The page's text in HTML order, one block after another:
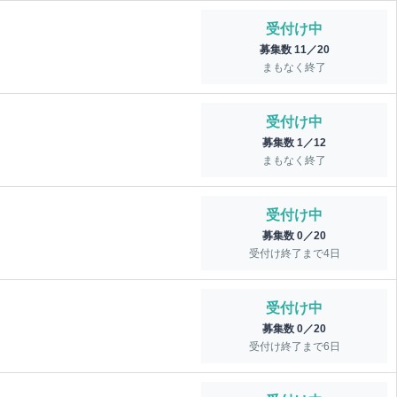
受付け中
募集数 11／20
まもなく終了
受付け中
募集数 1／12
まもなく終了
受付け中
募集数 0／20
受付け終了まで4日
受付け中
募集数 0／20
受付け終了まで6 日